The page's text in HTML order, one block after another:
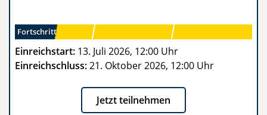
Fortschritt
Einreichstart: 13. Juli 2026, 12:00 Uhr
Einreichschluss:21. Oktober 2026, 12:00 Uhr
Jetzt teilnehmen